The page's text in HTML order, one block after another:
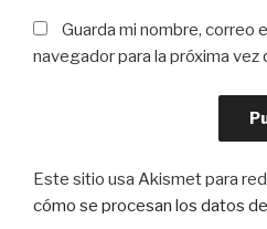
Guarda mi nombre, correo
navegador para la próxima vez
Este sitio usa Akismet para
cómo se procesan los datos